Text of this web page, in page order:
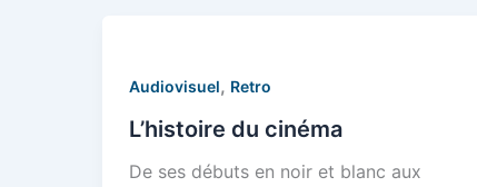
Audiovisuel, Retro
L’histoire du cinéma
De ses débuts en noir et blanc aux